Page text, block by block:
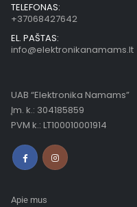
TELEFONAS:
+37068427642
EL. PAŠTAS:
info@elektronikanamams.lt
UAB “Elektronika Namams”
Įm. k.: 304185859
PVM k.: LT100010001914
Apie mus